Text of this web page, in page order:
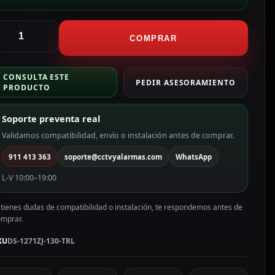
COMPRAR
CONSULTA ESTE
PRODUCTO
PEDIR ASESORAMIENTO
Soporte preventa real
Validamos compatibilidad, envío o instalación antes de comprar.
911 413 363 soporte@cctvyalarmas.com WhatsApp
L-V 10:00–19:00
dudas de compatibilidad o instalación, te respondemos antes de
DS-1271ZJ-130-TRL